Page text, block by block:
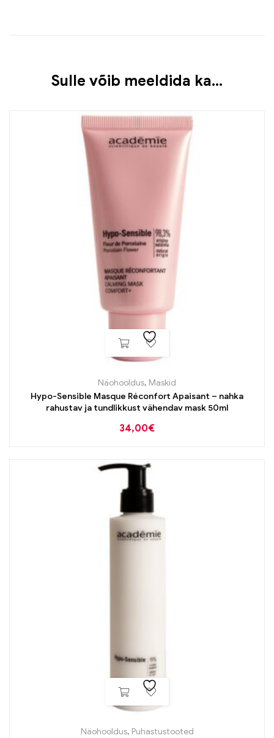
Sulle võib meeldida ka…
Näohooldus, Maskid
Hypo-Sensible Masque Réconfort Apaisant – nahka
rahustav ja tundlikkust vähendav mask 50ml
34,00€
Näohooldus, Puhastustooted